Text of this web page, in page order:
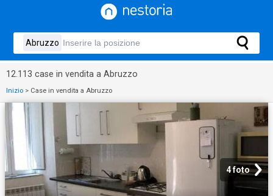
12.113 case in vendita a Abruzzo
Inizio > Case in vendita a Abruzzo
4 foto